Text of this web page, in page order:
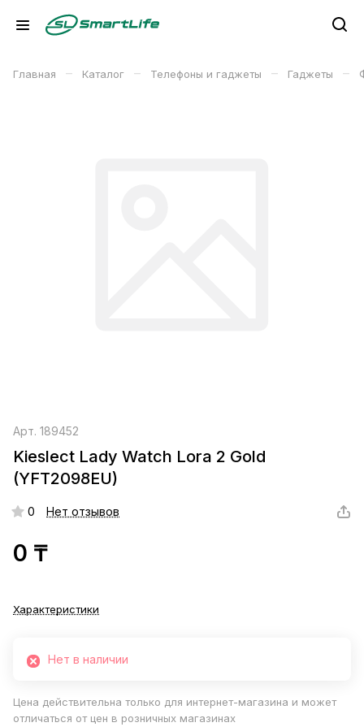
Главная – Каталог – Телефоны и гаджеты – Гаджеты –
Арт. 189452
Kieslect Lady Watch Lora 2 Gold
(YFT2098EU)
0 Нет отзывов
0 ₸
Характеристики
Нет в наличии
Цена действительна только для интернет-магазина и может
отличаться от цен в розничных магазинах